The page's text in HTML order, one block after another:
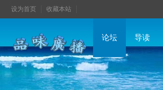
设为首页 收藏本站
论坛 导读